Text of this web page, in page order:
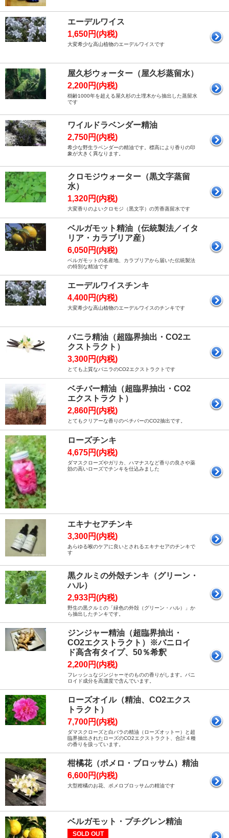
エーデルワイス
1,650円(内税)
大変希少な高山植物のエーデルワイスです
屋久杉ウォーター（屋久杉蒸留水）
2,200円(内税)
樹齢1000年を超える屋久杉の土埋木から抽出した蒸留水
です
ワイルドラベンダー精油
2,750円(内税)
希少な野生ラベンダーの精油です。標高により香りの印
象が大きく異なります。
クロモジウォーター（黒文字蒸留
水）
1,320円(内税)
大変香りのよいクロモジ（黒文字）の芳香蒸留水です
ベルガモット精油（伝統製法／イタ
リア・カラブリア産）
6,050円(内税)
ベルガモットの名産地、カラブリアから届いた伝統製法
の特別な精油です
エーデルワイスチンキ
4,400円(内税)
大変希少な高山植物のエーデルワイスのチンキです
バニラ精油（超臨界抽出・CO2エ
クストラクト）
3,300円(内税)
とても上質なバニラのCO2エクストラクトです
ベチバー精油（超臨界抽出・CO2
エクストラクト）
2,860円(内税)
とてもクリアーな香りのベチバーのCO2抽出です。
ローズチンキ
4,675円(内税)
ダマスクローズやガリカ、ハマナスなど香りの良さや薬
効の高いローズでチンキを仕込みました
エキナセアチンキ
3,300円(内税)
あらゆる喉のケアに良いとされるエキナセアのチンキで
す
黒クルミの外殻チンキ（グリーン・
ハル）
2,933円(内税)
野生の黒クルミの「緑色の外殻（グリーン・ハル）」か
ら抽出したチンキです。
ジンジャー精油（超臨界抽出・
CO2エクストラクト）※バニロイ
ド高含有タイプ、50％希釈
2,200円(内税)
フレッシュなジンジャーそのものの香りがします。バニ
ロイド成分を高濃度で含んでいます。
ローズオイル（精油、CO2エクス
トラクト）
7,700円(内税)
ダマスクローズと白バラの精油（ローズオットー）と超
臨界抽出されたローズのCO2エクストラクト、合計４種
の香りを扱っています。
柑橘花（ポメロ・ブロッサム）精油
6,600円(内税)
大型柑橘のお花、ポメロブロッサムの精油です
ベルガモット・プチグレン精油
SOLD OUT